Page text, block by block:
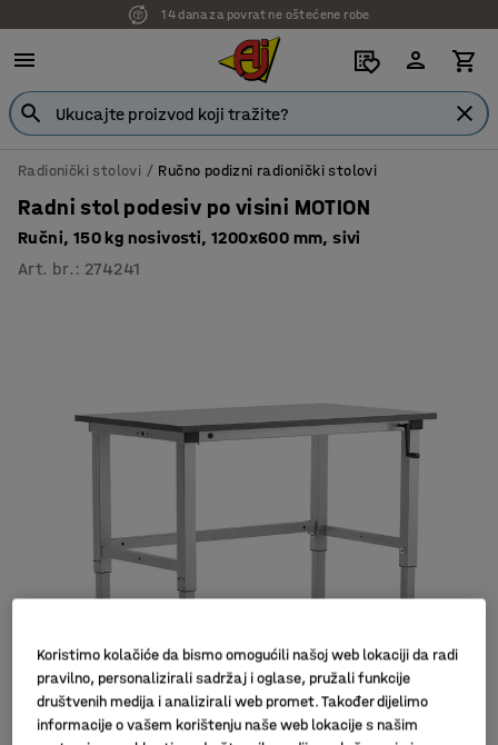
7 godina garancije
Radionički stolovi Ručno podizni radionički stolovi
Radni stol podesiv po visini MOTION
Ručni, 150 kg nosivosti, 1200x600 mm, sivi
Art. br. : 274241
Koristimo kolačiće da bismo omogućili našoj web lokaciji da radi
pravilno, personalizirali sadržaj i oglase, pružali funkcije
društvenih medija i analizirali web promet. Također dijelimo
informacije o vašem korištenju naše web lokacije s našim